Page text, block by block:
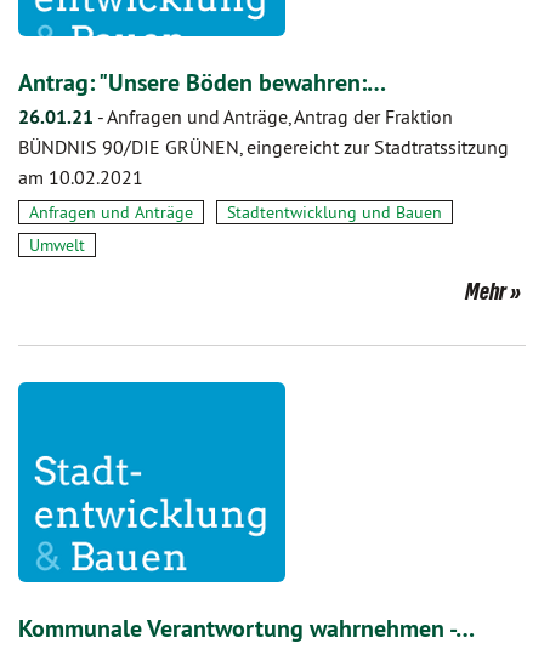
Antrag: "Unsere Böden bewahren:…
26.01.21 -Anfragen und Anträge, Antrag der Fraktion
BÜNDNIS 90/DIE GRÜNEN, eingereicht zur Stadtratssitzung
am 10.02.2021
Anfragen und Anträge
Stadtentwicklung und Bauen
Umwelt
Mehr
Kommunale Verantwortung wahrnehmen -…